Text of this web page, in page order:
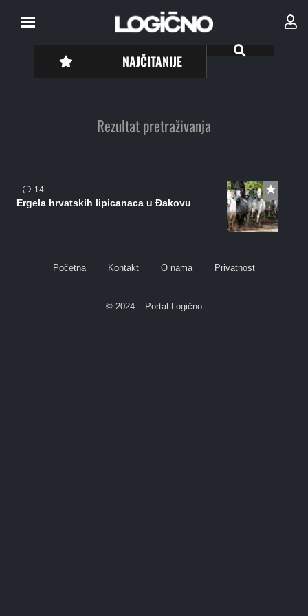
NAJČITANIJE
Rezultat pretraživanja
14komentara
Ergela hrvatskih lipicanaca u Đakovu
Početna Kontakt O nama Privatnost
© 2024 – Portal Logično